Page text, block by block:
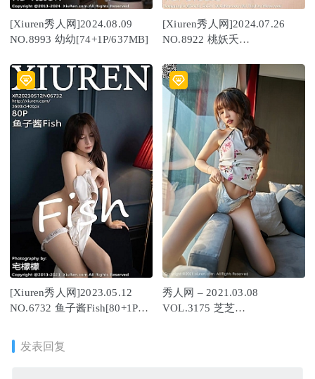
[Xiuren秀人网]2024.08.09
NO.8993 幼幼[74+1P/637MB]
[Xiuren秀人网]2024.07.26
NO.8922 桃妖夭
[Xiuren秀人网]2023.05.12
NO.6732 鱼子酱Fish[80+1P／
秀人网 – 2021.03.08
VOL.3175 芝芝
发表回复